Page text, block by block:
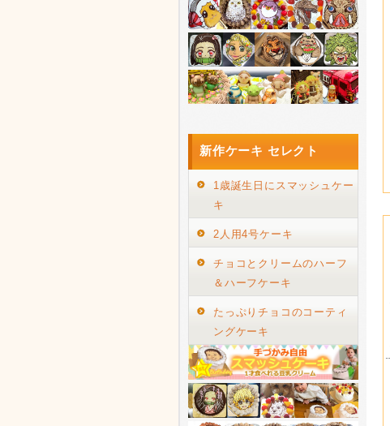
新作ケーキ セレクト
1歳誕生日にスマッシュケー
キ
2人用4号ケーキ
チョコとクリームのハーフ
＆ハーフケーキ
たっぷりチョコのコーティ
ングケーキ